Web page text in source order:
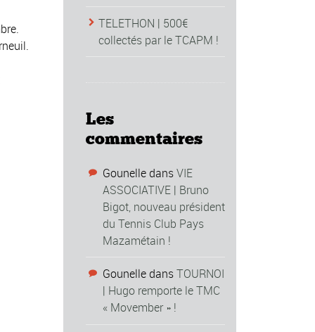
TELETHON | 500€
collectés par le TCAPM !
Les
commentaires
GounelledansVIE
ASSOCIATIVE | Bruno
Bigot, nouveau président
du Tennis Club Pays
Mazamétain !
GounelledansTOURNOI
| Hugo remporte le TMC
« Movember » !